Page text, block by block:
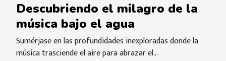
Descubriendo el milagro de la
música bajo el agua
Sumérjase en las profundidades inexploradas donde la
música trasciende el aire para abrazar el...